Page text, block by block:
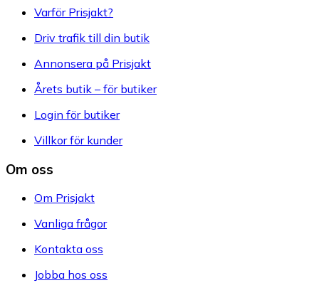
Varför Prisjakt?
Driv trafik till din butik
Annonsera på Prisjakt
Årets butik – för butiker
Login för butiker
Villkor för kunder
Om oss
Om Prisjakt
Vanliga frågor
Kontakta oss
Jobba hos oss